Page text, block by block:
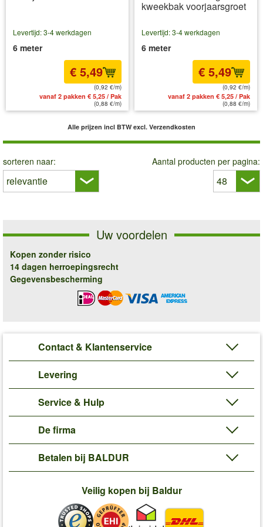
Levertijd: 3-4 werkdagen
6 meter
€ 5,49
(0,92 €/m)
vanaf 2 pakken € 5,25 / Pak
(0,88 €/m)
kweekbak voorjaarsgroet
Levertijd: 3-4 werkdagen
6 meter
€ 5,49
(0,92 €/m)
vanaf 2 pakken € 5,25 / Pak
(0,88 €/m)
Alle prijzen incl BTW excl. Verzendkosten
sorteren naar: Aantal producten per pagina:
Uw voordelen
Kopen zonder risico
14 dagen herroepingsrecht
Gegevensbescherming
Contact & Klantenservice
Levering
Service & Hulp
De firma
Betalen bij BALDUR
Veilig kopen bij Baldur